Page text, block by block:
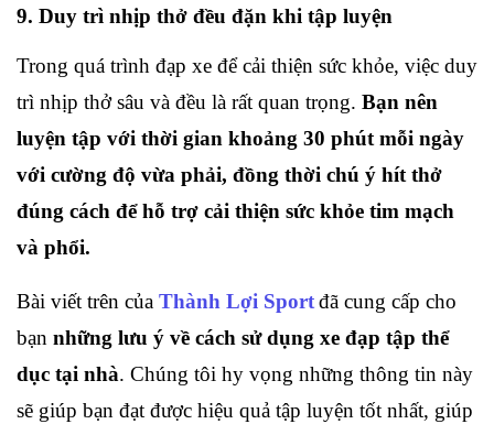
9. Duy trì nhịp thở đều đặn khi tập luyện
Trong quá trình đạp xe để cải thiện sức khỏe, việc duy
trì nhịp thở sâu và đều là rất quan trọng. Bạn nên
luyện tập với thời gian khoảng 30 phút mỗi ngày
với cường độ vừa phải, đồng thời chú ý hít thở
đúng cách để hỗ trợ cải thiện sức khỏe tim mạch
và phổi.
Bài viết trên của Thành Lợi Sportđã cung cấp cho
bạn những lưu ý về cách sử dụng xe đạp tập thể
dục tại nhà. Chúng tôi hy vọng những thông tin này
sẽ giúp bạn đạt được hiệu quả tập luyện tốt nhất, giúp